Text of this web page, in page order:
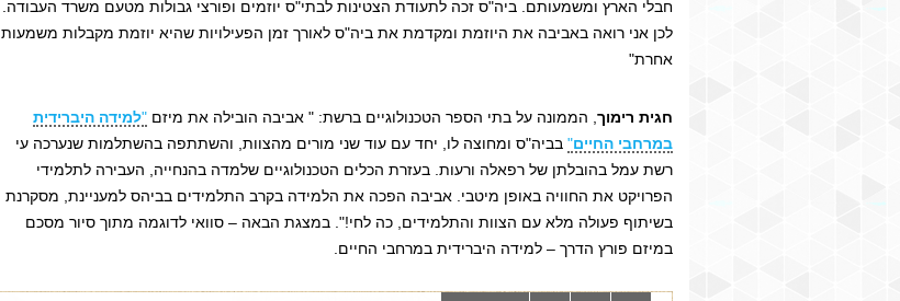
חבלי הארץ ומשמעותם. ביה"ס זכה לתעודת הצטינות לבתי"ס יוזמים ופורצי גבולות מטעם משרד העבודה.
לכן אני רואה באביבה את היוזמת ומקדמת את ביה"ס לאורך זמן הפעילויות שהיא יוזמת מקבלות משמעות
אחרת"
חגית רימוך , הממונה על בתי הספר הטכנולוגיים ברשת: " אביבה הובילה את מיזם "למידה היברידית
במרחבי החיים" בביה"ס ומחוצה לו, יחד עם עוד שני מורים מהצוות, והשתתפה בהשתלמות שנערכה עי
רשת עמל בהובלתן של רפאלה ורעות. בעזרת הכלים הטכנולוגיים שלמדה בהנחייה, העבירה לתלמידי
הפרויקט את החוויה באופן מיטבי. אביבה הפכה את הלמידה בקרב התלמידים בביהס למעניינת, מסקרנת
בשיתוף פעולה מלא עם הצוות והתלמידים, כה לחי!". במצגת הבאה – סוואי לדוגמה מתוך סיור מסכם
במיזם פורץ הדרך – למידה היברידית במרחבי החיים.